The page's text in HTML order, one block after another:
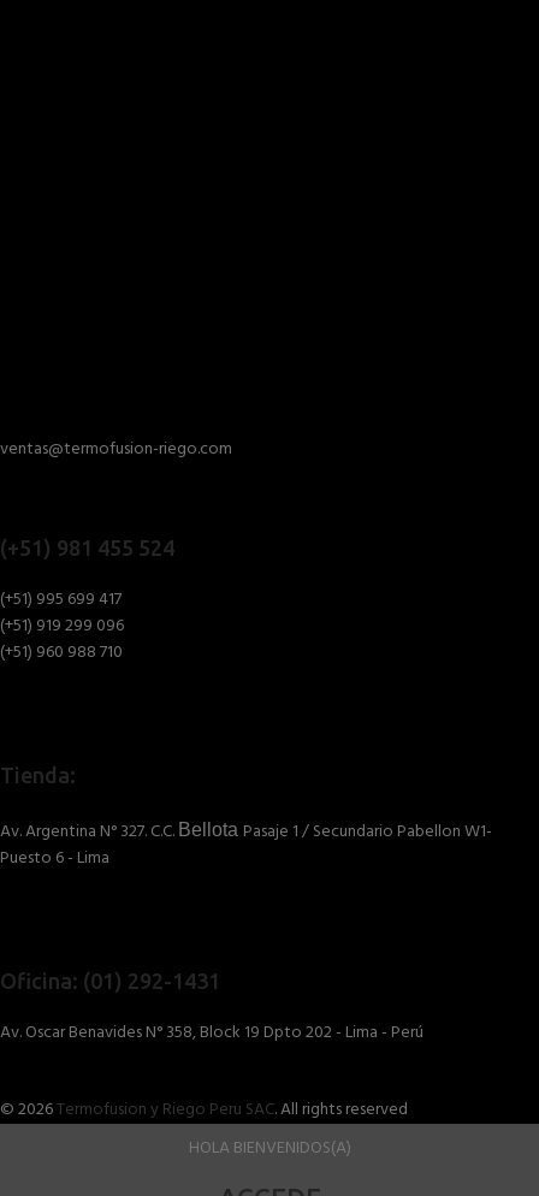
ventas@termofusion-riego.com
(+51) 981 455 524
(+51) 995 699 417
(+51) 919 299 096
(+51) 960 988 710
Tienda:
Av. Argentina N° 327. C.C. Bellota Pasaje 1 / Secundario Pabellon W1-
Puesto 6 - Lima
Oficina: (01) 292-1431
Av. Oscar Benavides N° 358, Block 19 Dpto 202 - Lima - Perú
© 2026Termofusion y Riego Peru SAC. All rights reserved
HOLA BIENVENIDOS(A)